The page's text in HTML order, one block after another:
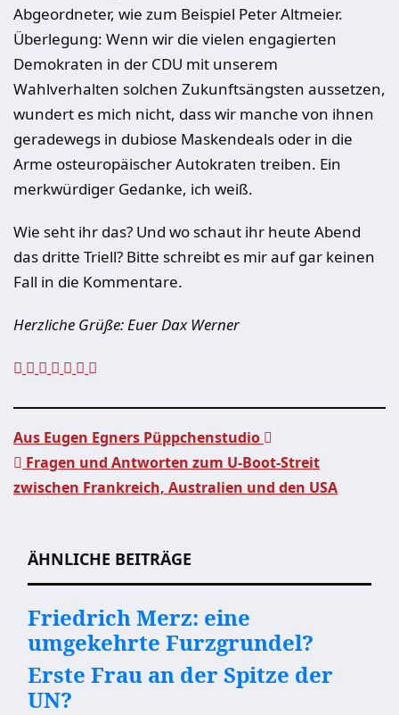
Abgeordneter, wie zum Beispiel Peter Altmeier.
Überlegung: Wenn wir die vielen engagierten
Demokraten in der CDU mit unserem
Wahlverhalten solchen Zukunftsängsten aussetzen,
wundert es mich nicht, dass wir manche von ihnen
geradewegs in dubiose Maskendeals oder in die
Arme osteuropäischer Autokraten treiben. Ein
merkwürdiger Gedanke, ich weiß.
Wie seht ihr das? Und wo schaut ihr heute Abend
das dritte Triell? Bitte schreibt es mir auf gar keinen
Fall in die Kommentare.
Herzliche Grüße: Euer Dax Werner
Beitragsnavigation
Aus Eugen Egners Püppchenstudio
Fragen und Antworten zum U-Boot-Streit
zwischen Frankreich, Australien und den USA
ÄHNLICHE BEITRÄGE
Friedrich Merz: eine
umgekehrte Furzgrundel?
Erste Frau an der Spitze der
UN?